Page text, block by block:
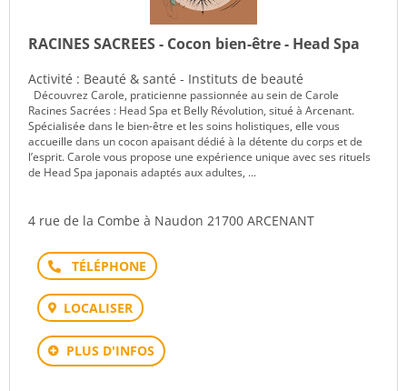
RACINES SACREES - Cocon bien-être - Head Spa
Activité : Beauté & santé - Instituts de beauté
Découvrez Carole, praticienne passionnée au sein de Carole
Racines Sacrées : Head Spa et Belly Révolution, situé à Arcenant.
Spécialisée dans le bien-être et les soins holistiques, elle vous
accueille dans un cocon apaisant dédié à la détente du corps et de
l’esprit. Carole vous propose une expérience unique avec ses rituels
de Head Spa japonais adaptés aux adultes, ...
4 rue de la Combe à Naudon 21700 ARCENANT
Téléphone
LOCALISER
PLUS D'INFOS